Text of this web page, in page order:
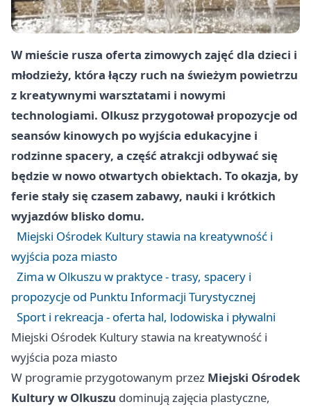
W mieście rusza oferta zimowych zajęć dla dzieci i
młodzieży, która łączy ruch na świeżym powietrzu
z kreatywnymi warsztatami i nowymi
technologiami. Olkusz przygotował propozycje od
seansów kinowych po wyjścia edukacyjne i
rodzinne spacery, a część atrakcji odbywać się
będzie w nowo otwartych obiektach. To okazja, by
ferie stały się czasem zabawy, nauki i krótkich
wyjazdów blisko domu.
Miejski Ośrodek Kultury stawia na kreatywność i
wyjścia poza miasto
Zima w Olkuszu w praktyce - trasy, spacery i
propozycje od Punktu Informacji Turystycznej
Sport i rekreacja - oferta hal, lodowiska i pływalni
Miejski Ośrodek Kultury stawia na kreatywność i
wyjścia poza miasto
W programie przygotowanym przez Miejski Ośrodek
Kultury w Olkuszu dominują zajęcia plastyczne,